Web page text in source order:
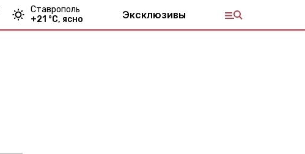
Ставрополь
+21 °С, ясно Эксклюзивы